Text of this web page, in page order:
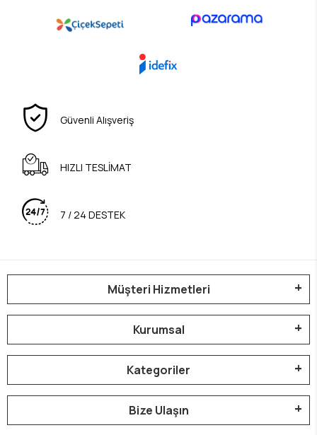
Güvenli Alışveriş
HIZLI TESLİMAT
7 / 24 DESTEK
Müşteri Hizmetleri
Kurumsal
Kategoriler
Bize Ulaşın